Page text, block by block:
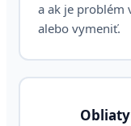
a ak je problém
alebo vymeniť.